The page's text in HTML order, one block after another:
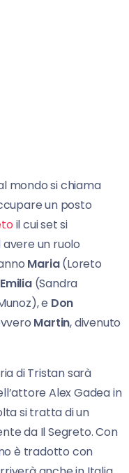
mondo si chiama
un posto
il cui set si
un ruolo
Maria(Loreto
Emilia(Sandra
e Don
Martin, divenuto
di Tristan sarà
Alex Gadea in
si tratta di un
da Il Segreto. Con
è tradotto con